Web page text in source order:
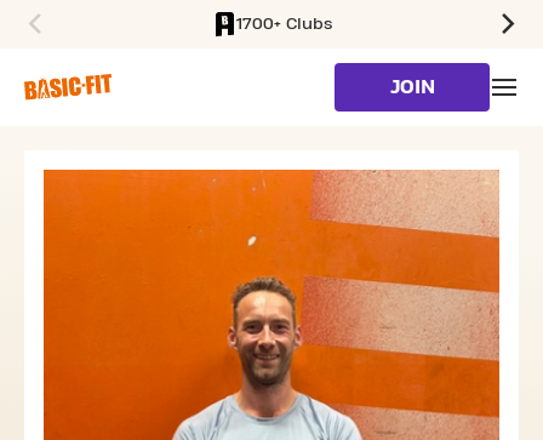
1700+ Clubs
JOIN